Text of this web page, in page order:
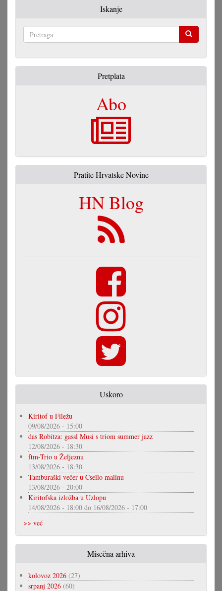
Iskanje
Pretplata
Abo
Pratite Hrvatske Novine
HN Blog
Uskoro
Kiritof u Filežu
09/08/2026 - 15:00
das Robitza: gassl Musi s triom summer jazz
12/08/2026 - 18:30
ftm-Trio u Željeznu
13/08/2026 - 18:30
Tamburaški večer u Csello malinu
13/08/2026 - 20:00
Kiritofska izložba u Uzlopu
14/08/2026 - 18:00 do 16/08/2026 - 17:00
>> već
Misečna arhiva
kolovoz 2026 (27)
srpanj 2026 (60)